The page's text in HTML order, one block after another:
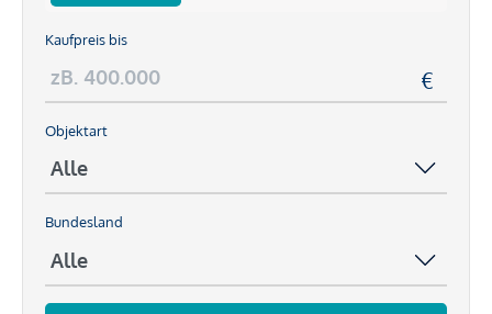
Kaufpreis bis
Objektart
Bundesland